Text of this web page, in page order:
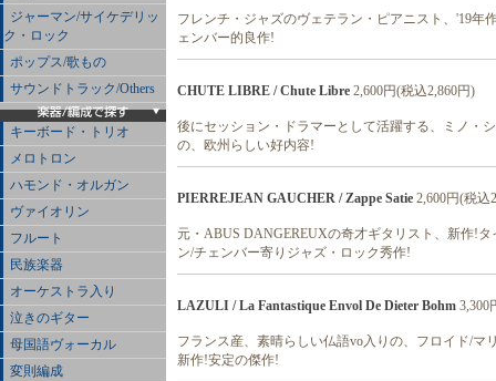
ジャーマン/サイケデリッ
ク・ロック
ポップス/歌もの
サウンドトラック/Others
キーボード・トリオ
メロトロン
ハモンド・オルガン
ヴァイオリン
フルート
民族楽器
オーケストラ入り
泣きのギター
母国語ヴォーカル
変則編成
フレンチ・ジャズのヴェテラン・ピアニスト、'19
ェンバー的良作!
CHUTE LIBRE / Chute Libre 2,600円(税込2,860円)
後にセッション・ドラマーとして活躍する、ミノ・
の、欧州らしい好内容!
PIERREJEAN GAUCHER / Zappe Satie 2,600円(税込
元・ABUS DANGEREUXの奇才ギタリスト、新作!
ン/チェンバー寄りジャズ・ロック秀作!
LAZULI / La Fantastique Envol De Dieter Bohm 3,300
フランス産、素晴らしい仏語vo入りの、フロイド/マ
新作!安定の傑作!